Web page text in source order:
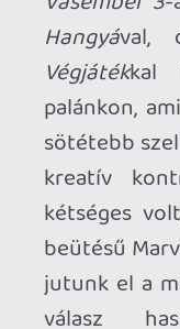
Bosszúállók:
vette magát
Marvel-film –
egy kontextusban,